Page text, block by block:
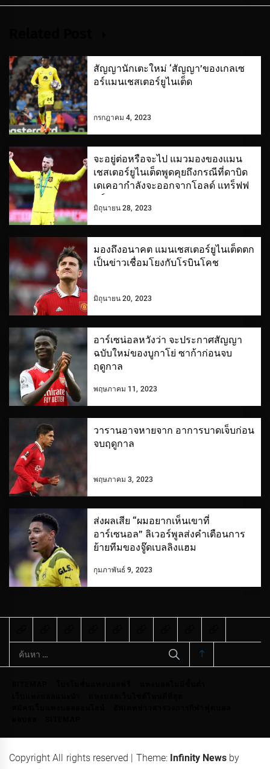
สัญญานักเตะใหม่ ‘สัญญา’ของเกลเซ
อร์แมนเชสเตอร์ยูไนเต็ด
กรกฎาคม 4, 2023
จะอยู่ต่อหรือจะไป แมวมองของแมน
เชสเตอร์ยูไนเต็ดพูดคุยถึงกรณีที่ดาบิด
เดเคอากำลังจะออกจากโอลด์ แทร็ฟฟ
อร์ด
มิถุนายน 28, 2023
มองถึงอนาคต แมนเชสเตอร์ยูไนเต็ดตก
เป็นข่าวเชื่อมโยงกับโรบินโคช
มิถุนายน 20, 2023
อาร์เซน่อลหวังว่า จะประกาศสัญญา
ฉบับใหม่ของบูกาโย่ ซาก้าก่อนจบ
ฤดูกาล
พฤษภาคม 11, 2023
วารานอาจหายจาก อาการบาดเจ็บก่อน
จบฤดูกาล
พฤษภาคม 3, 2023
ส่งผลเสีย “ผมอยากเห็นเขาที่
อาร์เซนอล” ลิเวอร์พูลส่งคําเตือนการ
ย้ายทีมของจู๊ดเบลลิงแฮม
กุมภาพันธ์ 9, 2023
ค้นหา
สำหรับ:
Copyright All rights reserved Theme: Infinity News by